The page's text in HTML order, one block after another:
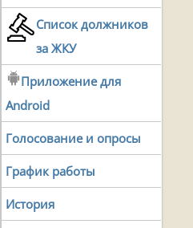
Список должников
за ЖКУ
Приложение для
Android
Голосование и опросы
График работы
История